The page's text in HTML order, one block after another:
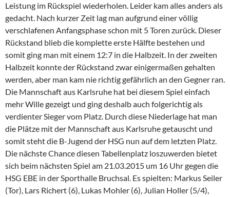
Leistung im Rückspiel wiederholen. Leider kam alles anders als
gedacht. Nach kurzer Zeit lag man aufgrund einer völlig
verschlafenen Anfangsphase schon mit 5 Toren zurück. Dieser
Rückstand blieb die komplette erste Hälfte bestehen und
somit ging man mit einem 12:7 in die Halbzeit. In der zweiten
Halbzeit konnte der Rückstand zwar einigermaßen gehalten
werden, aber man kam nie richtig gefährlich an den Gegner ran.
Die Mannschaft aus Karlsruhe hat bei diesem Spiel einfach
mehr Wille gezeigt und ging deshalb auch folgerichtig als
verdienter Sieger vom Platz. Durch diese Niederlage hat man
die Plätze mit der Mannschaft aus Karlsruhe getauscht und
somit steht die B-Jugend der HSG nun auf dem letzten Platz.
Die nächste Chance diesen Tabellenplatz loszuwerden bietet
sich beim nächsten Spiel am 21.03.2015 um 16 Uhr gegen die
HSG EBE in der Sporthalle Bruchsal. Es spielten: Markus Seiler
(Tor), Lars Richert (6), Lukas Mohler (6), Julian Holler (5/4),